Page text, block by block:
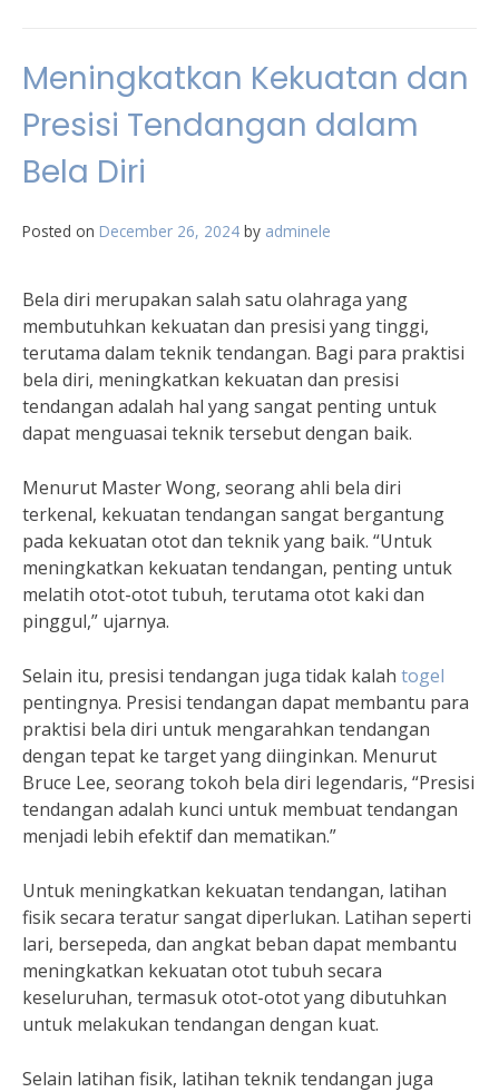
Meningkatkan Kekuatan dan
Presisi Tendangan dalam
Bela Diri
Posted on December 26, 2024 by adminele
Bela diri merupakan salah satu olahraga yang
membutuhkan kekuatan dan presisi yang tinggi,
terutama dalam teknik tendangan. Bagi para praktisi
bela diri, meningkatkan kekuatan dan presisi
tendangan adalah hal yang sangat penting untuk
dapat menguasai teknik tersebut dengan baik.
Menurut Master Wong, seorang ahli bela diri
terkenal, kekuatan tendangan sangat bergantung
pada kekuatan otot dan teknik yang baik. “Untuk
meningkatkan kekuatan tendangan, penting untuk
melatih otot-otot tubuh, terutama otot kaki dan
pinggul,” ujarnya.
Selain itu, presisi tendangan juga tidak kalah togel
pentingnya. Presisi tendangan dapat membantu para
praktisi bela diri untuk mengarahkan tendangan
dengan tepat ke target yang diinginkan. Menurut
Bruce Lee, seorang tokoh bela diri legendaris, “Presisi
tendangan adalah kunci untuk membuat tendangan
menjadi lebih efektif dan mematikan.”
Untuk meningkatkan kekuatan tendangan, latihan
fisik secara teratur sangat diperlukan. Latihan seperti
lari, bersepeda, dan angkat beban dapat membantu
meningkatkan kekuatan otot tubuh secara
keseluruhan, termasuk otot-otot yang dibutuhkan
untuk melakukan tendangan dengan kuat.
Selain latihan fisik, latihan teknik tendangan juga